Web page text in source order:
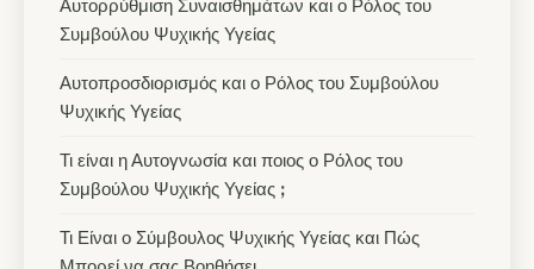
Αυτορρύθμιση Συναισθημάτων και ο Ρόλος του
Συμβούλου Ψυχικής Υγείας
Αυτοπροσδιορισμός και ο Ρόλος του Συμβούλου
Ψυχικής Υγείας
Τι είναι η Αυτογνωσία και ποιος ο Ρόλος του
Συμβούλου Ψυχικής Υγείας ꓼ
Τι Είναι ο Σύμβουλος Ψυχικής Υγείας και Πώς